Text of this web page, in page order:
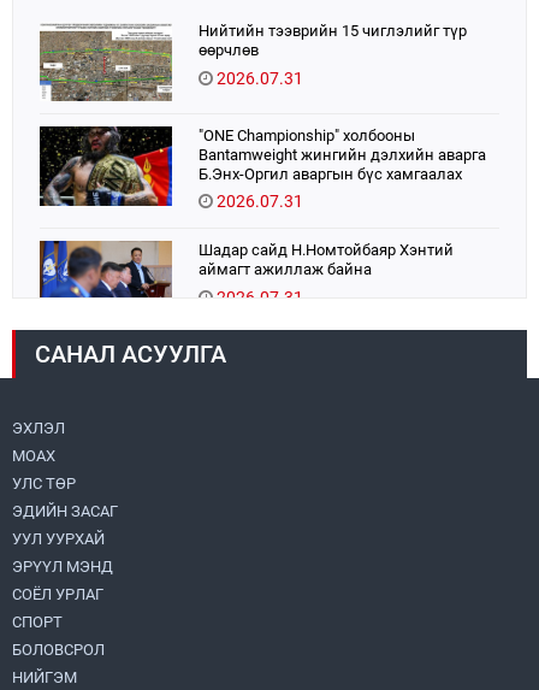
Нийтийн тээврийн 15 чиглэлийг түр
өөрчлөв
2026.07.31
"ONE Championship" холбооны
Bantamweight жингийн дэлхийн аварга
Б.Энх-Оргил аваргын бүс хамгаалах
тулаанаа өнөөдөр хийнэ.
2026.07.31
Шадар сайд Н.Номтойбаяр Хэнтий
аймагт ажиллаж байна
2026.07.31
Авто зам шинээр барина
САНАЛ АСУУЛГА
ЭХЛЭЛ
МОАХ
УЛС ТӨР
ЭДИЙН ЗАСАГ
УУЛ УУРХАЙ
ЭРҮҮЛ МЭНД
СОЁЛ УРЛАГ
СПОРТ
БОЛОВСРОЛ
НИЙГЭМ